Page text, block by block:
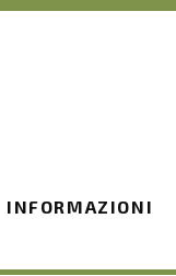
INFORMAZIONI